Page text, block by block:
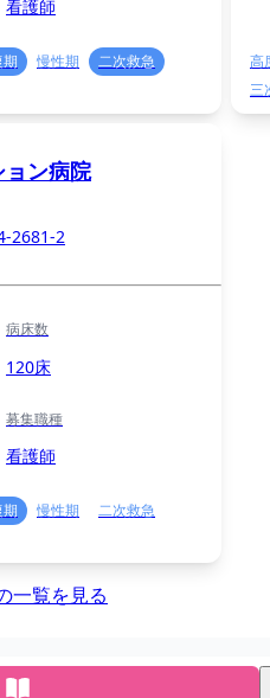
看護師
慢性期
二次救急
高
三
ン病院
2681-2
病床数
120床
募集職種
看護師
慢性期
二次救急
一覧を見る